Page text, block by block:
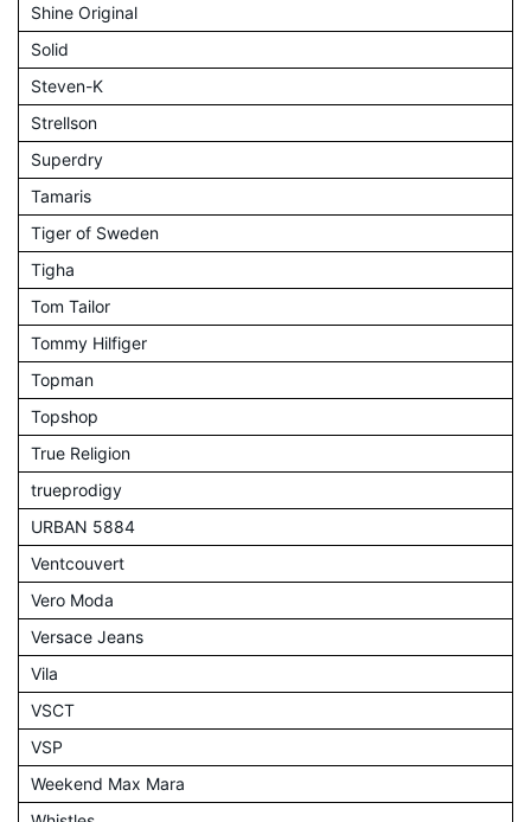
Shine Original
Solid
Steven-K
Strellson
Superdry
Tamaris
Tiger of Sweden
Tigha
Tom Tailor
Tommy Hilfiger
Topman
Topshop
True Religion
trueprodigy
URBAN 5884
Ventcouvert
Vero Moda
Versace Jeans
Vila
VSCT
VSP
Weekend Max Mara